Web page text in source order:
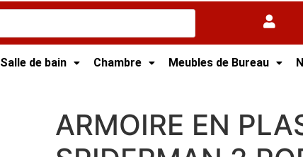
Salle de bain Chambre Meubles de Bureau
ARMOIRE EN